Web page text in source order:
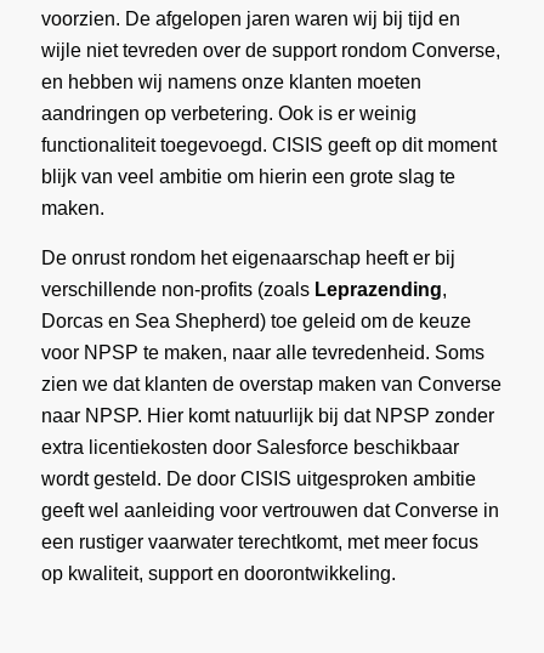
voorzien. De afgelopen jaren waren wij bij tijd en
wijle niet tevreden over de support rondom Converse,
en hebben wij namens onze klanten moeten
aandringen op verbetering. Ook is er weinig
functionaliteit toegevoegd. CISIS geeft op dit moment
blijk van veel ambitie om hierin een grote slag te
maken.
De onrust rondom het eigenaarschap heeft er bij
verschillende non-profits (zoals Leprazending,
Dorcas en Sea Shepherd) toe geleid om de keuze
voor NPSP te maken, naar alle tevredenheid. Soms
zien we dat klanten de overstap maken van Converse
naar NPSP. Hier komt natuurlijk bij dat NPSP zonder
extra licentiekosten door Salesforce beschikbaar
wordt gesteld. De door CISIS uitgesproken ambitie
geeft wel aanleiding voor vertrouwen dat Converse in
een rustiger vaarwater terechtkomt, met meer focus
op kwaliteit, support en doorontwikkeling.